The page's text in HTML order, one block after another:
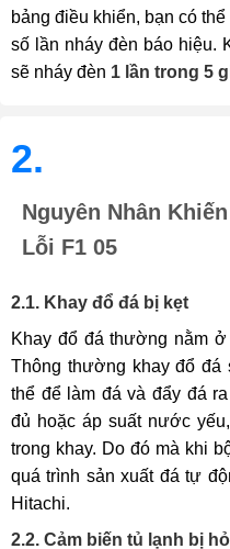
bảng điều khiển, bạn có
số lần nháy đèn báo hiệu.
sẽ nháy đèn 1 lần trong 5
2.
Nguyên Nhân
Lỗi F1 05
2.1. Khay đổ đá bị kẹt
Khay đổ đá thường nằm
Thông thường khay đổ
thể để làm đá và đẩy đá
đủ hoặc áp suất nước
trong khay. Do đó mà khi
quá trình sản xuất đá tự
Hitachi.
2.2. Cảm biến tủ lạnh bị